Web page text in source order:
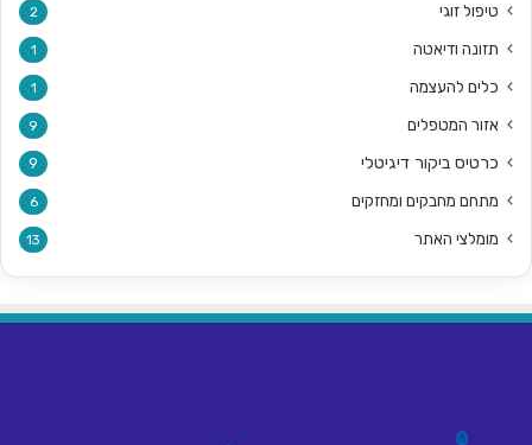
טיפול זוגי 2
תזונה ודיאטה 1
כלים להעצמה 1
אזור המטפלים 9
כרטיס ביקור דיגיטלי 9
מתחם מחבקים ומחזקים 6
מומלצי האתר 13